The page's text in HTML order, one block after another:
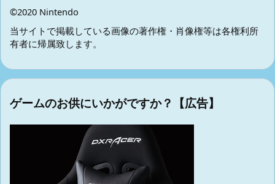
©2020 Nintendo
当サイトで掲載している画像の著作権・肖像権等は各権利所
有者に帰属致します。
ゲームのお供にいかがですか？【広告】